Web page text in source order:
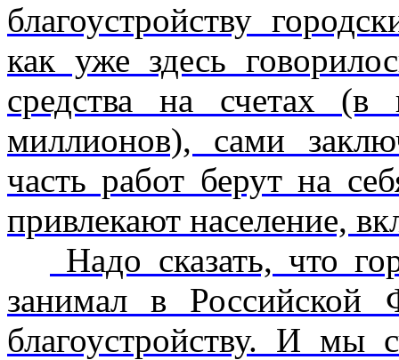
благоустройству
как уже здесь
средства на счетах
миллионов), сами
часть работ берут на
привлекают население,
Надо сказать, что
занимал в Российской
благоустройству. И мы